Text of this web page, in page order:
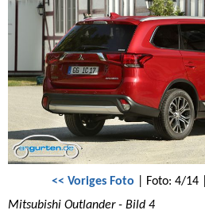
<< Voriges Foto | Foto: 4/14 |
Mitsubishi Outlander - Bild 4